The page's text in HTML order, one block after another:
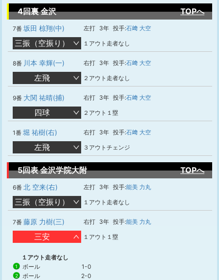
4回裏 金沢 TOPへ
7番 坂田 椋翔(中) 左打 3年 投手:石﨑 大空
三振（空振り） １アウト走者なし
8番 川本 幸輝(一) 右打 3年 投手:石﨑 大空
左飛 ２アウト走者なし
9番 大関 祐晴(捕) 右打 3年 投手:石﨑 大空
四球 ２アウト１塁
1番 堀 祐樹(右) 右打 3年 投手:石﨑 大空
左飛 ３アウトチェンジ
5回表 金沢学院大附 TOPへ
6番 北 空来(右) 左打 3年 投手:能美 力丸
三振（空振り） １アウト走者なし
7番 藤原 力樹(三) 右打 3年 投手:能美 力丸
三安 １アウト１塁
１アウト走者なし
1 ボール 1-0
2 ボール 2-0